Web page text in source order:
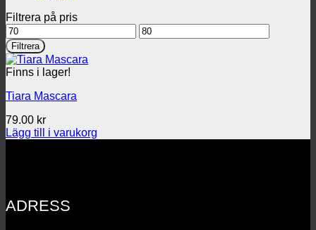
Filtrera på pris
Min
pris
Max
pris
Filtrera
Finns i lager!
Tiara Mascara
79.00 kr
Lägg till i varukorg
ADRESS